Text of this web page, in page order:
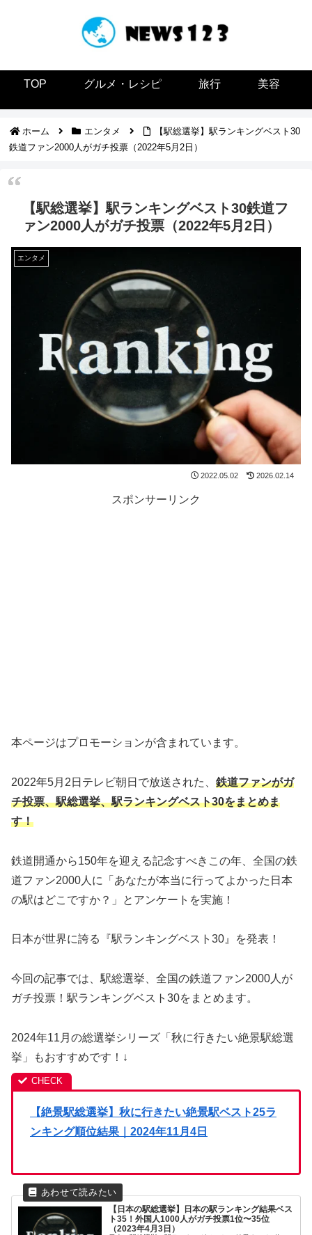
TOP グルメ・レシピ 旅行 美容
ホーム エンタメ
【駅総選挙】駅ランキングベスト30
鉄道ファン2000人がガチ投票（2022年5月2日）
【駅総選挙】駅ランキングベスト30鉄道フ
ァン2000人がガチ投票（2022年5月2日）
エンタメ
2022.05.02 2026.02.14
スポンサーリンク
本ページはプロモーションが含まれています。
2022年5月2日テレビ朝日で放送された、 鉄道ファンがガ
チ投票、駅総選挙、駅ランキングベスト30をまとめま
す！
鉄道開通から150年を迎える記念すべきこの年、全国の鉄
道ファン2000人に「あなたが本当に行ってよかった日本
の駅はどこですか？」とアンケートを実施！
日本が世界に誇る『駅ランキングベスト30』を発表！
今回の記事では、駅総選挙、全国の鉄道ファン2000人が
ガチ投票！駅ランキングベスト30をまとめます。
2024年11月の総選挙シリーズ「秋に行きたい絶景駅総選
挙」もおすすめです！↓
【絶景駅総選挙】秋に行きたい絶景駅ベスト25ラ
ンキング順位結果｜2024年11月4日
【日本の駅総選挙】日本の駅ランキング結果ベス
ト35！外国人1000人がガチ投票1位〜35位
（2023年4月3日）